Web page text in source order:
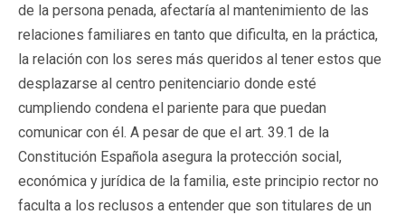
de la persona penada, afectaría al mantenimiento de las
relaciones familiares en tanto que dificulta, en la práctica,
la relación con los seres más queridos al tener estos que
desplazarse al centro penitenciario donde esté
cumpliendo condena el pariente para que puedan
comunicar con él. A pesar de que el art. 39.1 de la
Constitución Española asegura la protección social,
económica y jurídica de la familia, este principio rector no
faculta a los reclusos a entender que son titulares de un